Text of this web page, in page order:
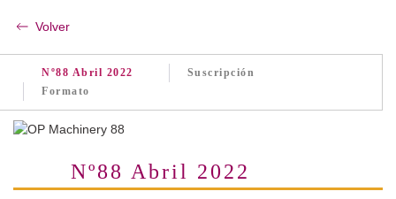
Volver
Nº88 Abril 2022
Suscripción
Formato
Nº88 Abril 2022